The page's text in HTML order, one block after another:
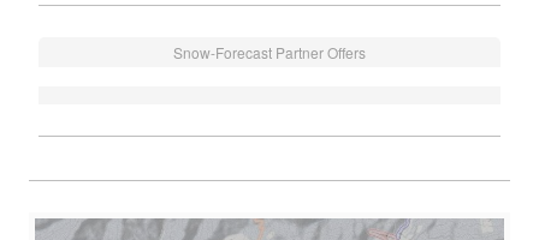
Snow-Forecast Partner Offers